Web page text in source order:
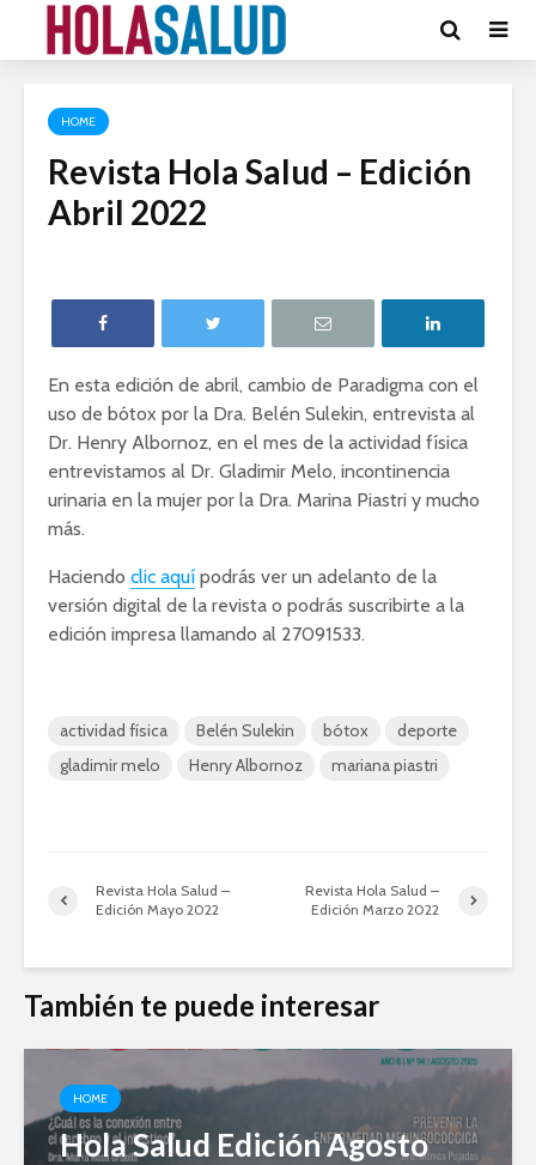
HOME
Revista Hola Salud – Edición
Abril 2022
En esta edición de abril, cambio de Paradigma con el
uso de bótox por la Dra. Belén Sulekin, entrevista al
Dr. Henry Albornoz, en el mes de la actividad física
entrevistamos al Dr. Gladimir Melo, incontinencia
urinaria en la mujer por la Dra. Marina Piastri y mucho
más.
Haciendo clic aquí podrás ver un adelanto de la
versión digital de la revista o podrás suscribirte a la
edición impresa llamando al 27091533.
actividad física Belén Sulekin bótox
deporte
gladimir melo
Henry Albornoz mariana piastri
Revista Hola Salud –
Edición Mayo 2022
Revista Hola Salud –
Edición Marzo 2022
También te puede interesar
HOME
Hola Salud Edición Agosto